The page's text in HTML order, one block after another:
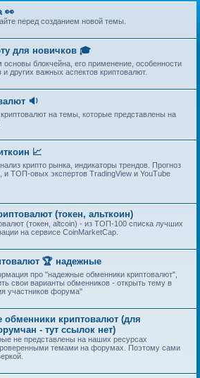
👀
перед созданием новой темы.
для новичков 🎓
блокчейна, его применение, особенности
и других важных аспектов криптовалют.
🔉
на темы, которые представлены на
📈
крипто рынка, индикаторы трендов. Прогноз
и ТОП-овых экспертов TradingView и YouTube
(токен, альткоин)
(токен, altcoin) - из ТОП-100 списка лучших
на сервисе CoinMarketCap.
🏆 надежные
про "надежные обменники криптовалют",
свои варианты обменников - открыть тему в
участников форума"
обменники криптовалют (для
- тут ссылок нет)
не представлены на наших ресурсах
темами на форумах. Поэтому сами